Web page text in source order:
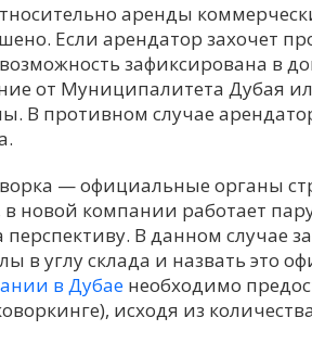
аренды
Если арендатор захочет
зафиксирована в
от Муниципалитета Дубая
В противном случае
— официальные органы
новой компании работает
В данном случае
в углу склада и назвать это
в Дубаенеобходимо
исходя из